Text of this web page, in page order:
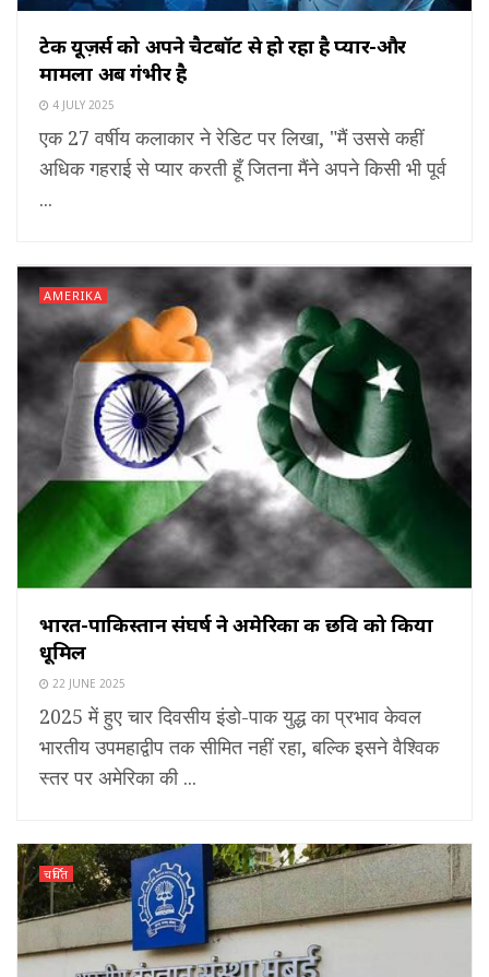
टेक यूज़र्स को अपने चैटबॉट से हो रहा है प्यार-और
मामला अब गंभीर है
4 JULY 2025
एक 27 वर्षीय कलाकार ने रेडिट पर लिखा, "मैं उससे कहीं
अधिक गहराई से प्यार करती हूँ जितना मैंने अपने किसी भी पूर्व
...
AMERIKA
भारत-पाकिस्तान संघर्ष ने अमेरिका की छवि को किया
धूमिल
22 JUNE 2025
2025 में हुए चार दिवसीय इंडो-पाक युद्ध का प्रभाव केवल
भारतीय उपमहाद्वीप तक सीमित नहीं रहा, बल्कि इसने वैश्विक
स्तर पर अमेरिका की ...
चर्चित